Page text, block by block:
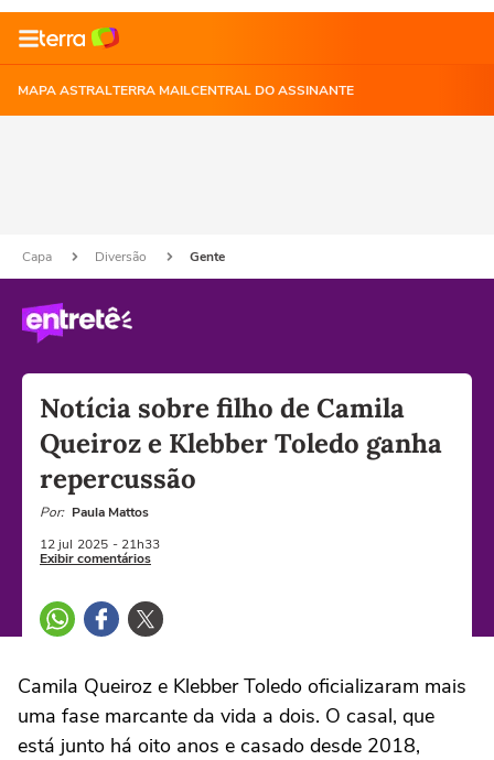
MAPA ASTRALTERRA MAILCENTRAL DO ASSINANTE
Capa Diversão Gente
Notícia sobre filho de Camila
Queiroz e Klebber Toledo ganha
repercussão
Por: Paula Mattos
12 jul 2025 - 21h33
Exibir comentários
Camila Queiroz e Klebber Toledo oficializaram mais
uma fase marcante da vida a dois. O casal, que
está junto há oito anos e casado desde 2018,